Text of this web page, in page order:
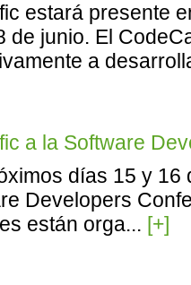
estará presente
de junio. El
a
a la Software
días 15 y 16
Developers
están orga... [+]